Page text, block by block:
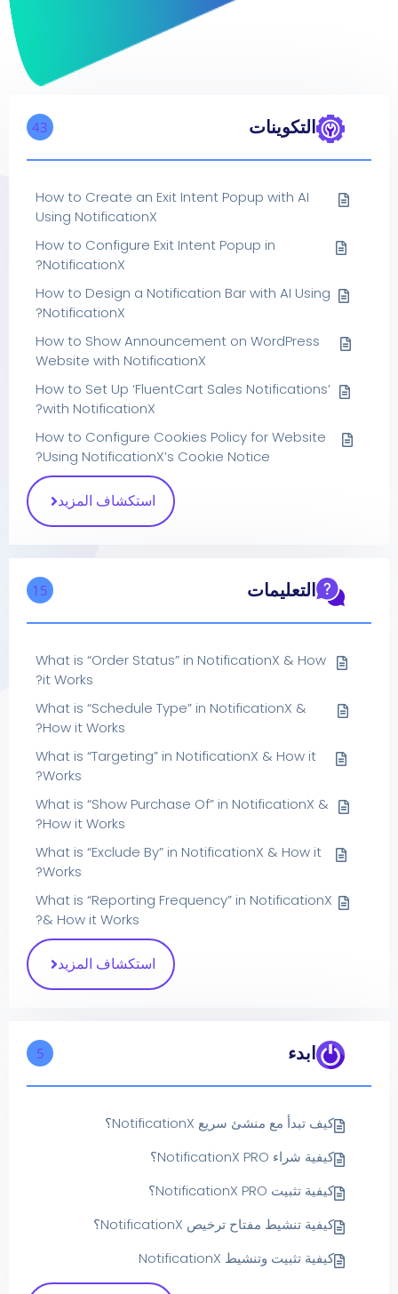
التكوينات 43
How to Create an Exit Intent Popup with AI
Using NotificationX
How to Configure Exit Intent Popup in
NotificationX?
How to Design a Notification Bar with AI Using
NotificationX?
How to Show Announcement on WordPress
Website with NotificationX
How to Set Up ‘FluentCart Sales Notifications’
with NotificationX?
How to Configure Cookies Policy for Website
Using NotificationX’s Cookie Notice?
استكشاف المزيد
التعليمات 15
What is “Order Status” in NotificationX & How
it Works?
What is “Schedule Type” in NotificationX &
How it Works?
What is “Targeting” in NotificationX & How it
Works?
What is “Show Purchase Of” in NotificationX &
How it Works?
What is “Exclude By” in NotificationX & How it
Works?
What is “Reporting Frequency” in NotificationX
& How it Works?
استكشاف المزيد
ابدء
كيف تبدأ مع منشئ سريع NotificationX؟
كيفية شراء NotificationX PRO؟
كيفية تثبيت NotificationX PRO؟
كيفية تنشيط مفتاح ترخيص NotificationX؟
كيفية تثبيت وتنشيط NotificationX